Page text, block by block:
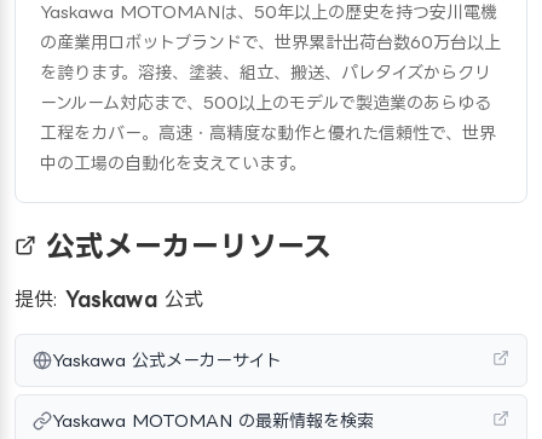
Yaskawa MOTOMANは、50年以上の歴史を持つ安川電機
の産業用ロボットブランドで、世界累計出荷台数60万台以上
を誇ります。溶接、塗装、組立、搬送、パレタイズからクリ
ーンルーム対応まで、500以上のモデルで製造業のあらゆる
工程をカバー。高速・高精度な動作と優れた信頼性で、世界
中の工場の自動化を支えています。
公式メーカーリソース
提供: Yaskawa 公式
Yaskawa 公式メーカーサイト
Yaskawa MOTOMAN の最新情報を検索